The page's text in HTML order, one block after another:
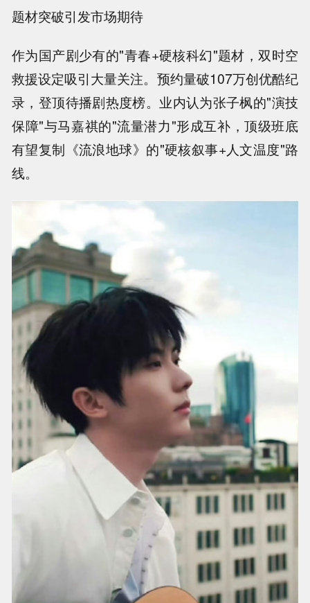
题材突破引发市场期待
作为国产剧少有的"青春+硬核科幻"题材，双时空
救援设定吸引大量关注。预约量破107万创优酷纪
录，登顶待播剧热度榜。业内认为张子枫的"演技
保障"与马嘉祺的"流量潜力"形成互补，顶级班底
有望复制《流浪地球》的"硬核叙事+人文温度"路
线。